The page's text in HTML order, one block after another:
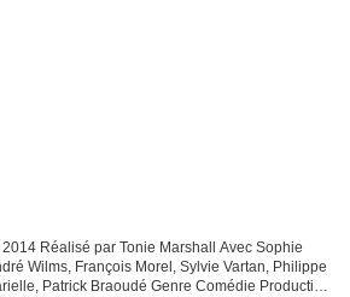
Réalisé par Tonie Marshall Avec Sophie
Wilms, François Morel, Sylvie Vartan, Philippe
Patrick Braoudé Genre Comédie Production